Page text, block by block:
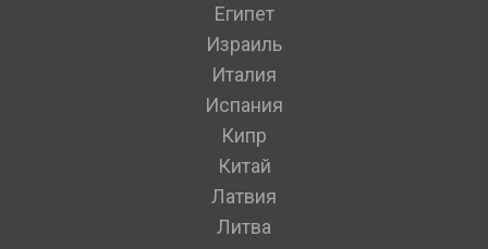
Египет
Израиль
Италия
Испания
Кипр
Китай
Латвия
Литва